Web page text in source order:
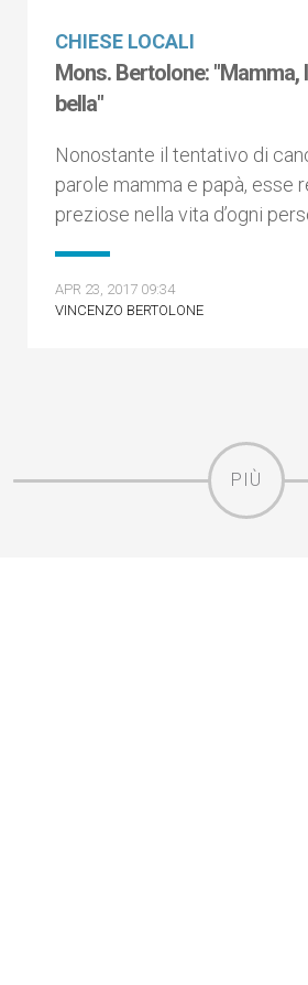
CHIESE LOCALI
Mons. Bertolone: "Mamma,
bella"
Nonostante il tentativo di
parole mamma e papà, esse
preziose nella vita d’ogni
APR 23, 2017 09:34
VINCENZO BERTOLONE
PIÙ